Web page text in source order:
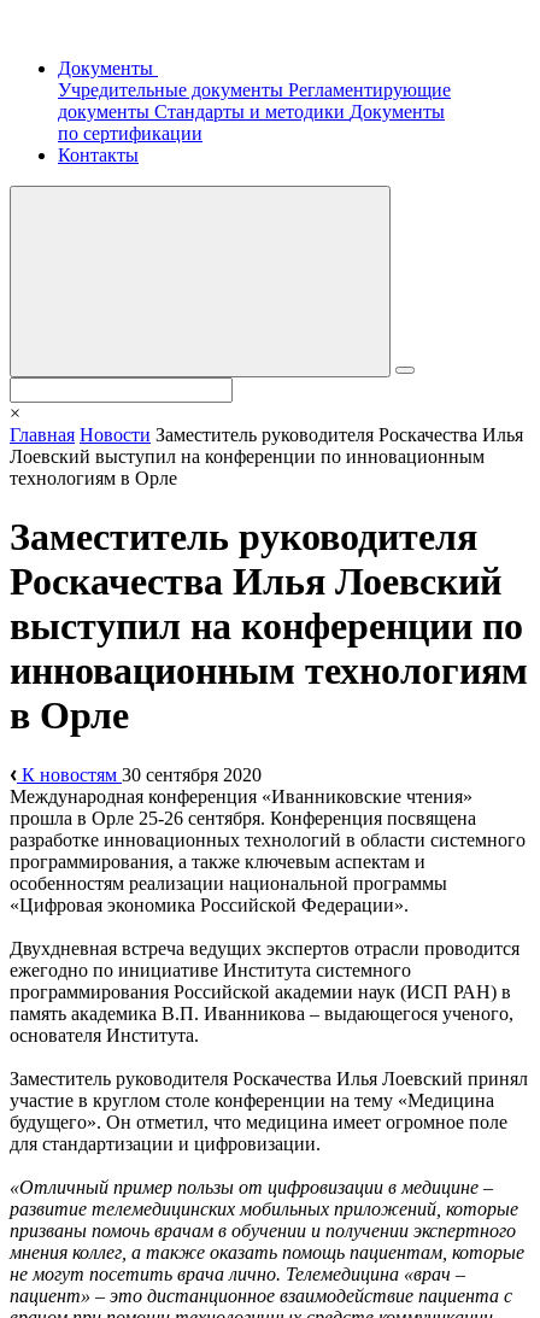
Документы
Учредительные документы Регламентирующие
документы Стандарты и методики Документы
по сертификации
Контакты
×
Главная Новости Заместитель руководителя Роскачества Илья
Лоевский выступил на конференции по инновационным
технологиям в Орле
Заместитель руководителя
Роскачества Илья Лоевский
выступил на конференции по
инновационным технологиям
в Орле
К новостям 30 сентября 2020
Международная конференция «Иванниковские чтения»
прошла в Орле 25-26 сентября. Конференция посвящена
разработке инновационных технологий в области системного
программирования, а также ключевым аспектам и
особенностям реализации национальной программы
«Цифровая экономика Российской Федерации».
Двухдневная встреча ведущих экспертов отрасли проводится
ежегодно по инициативе Института системного
программирования Российской академии наук (ИСП РАН) в
память академика В.П. Иванникова – выдающегося ученого,
основателя Института.
Заместитель руководителя Роскачества Илья Лоевский принял
участие в круглом столе конференции на тему «Медицина
будущего». Он отметил, что медицина имеет огромное поле
для стандартизации и цифровизации.
«Отличный пример пользы от цифровизации в медицине –
развитие телемедицинских мобильных приложений, которые
призваны помочь врачам в обучении и получении экспертного
мнения коллег, а также оказать помощь пациентам, которые
не могут посетить врача лично. Телемедицина «врач –
пациент» – это дистанционное взаимодействие пациента с